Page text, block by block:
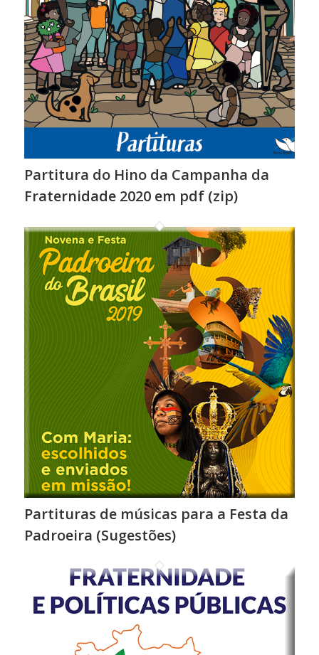
Partitura do Hino da Campanha da
Fraternidade 2020 em pdf (zip)
Partituras de músicas para a Festa da
Padroeira (Sugestões)